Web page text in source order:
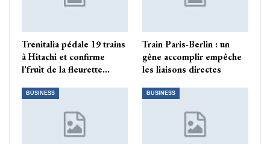
Trenitalia pédale 19 trains
à Hitachi et confirme
l’fruit de la fleurette…
Train Paris-Berlin : un
gêne accomplir empêche
les liaisons directes
BUSINESS BUSINESS